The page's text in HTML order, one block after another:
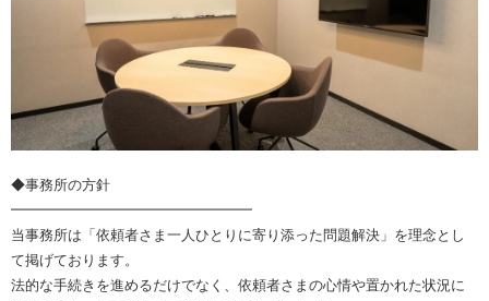
◆事務所の方針
━━━━━━━━━━━━━━━━━
当事務所は「依頼者さま一人ひとりに寄り添った問題解決」を理念とし
て掲げております。
法的な手続きを進めるだけでなく、依頼者さまの心情や置かれた状況に